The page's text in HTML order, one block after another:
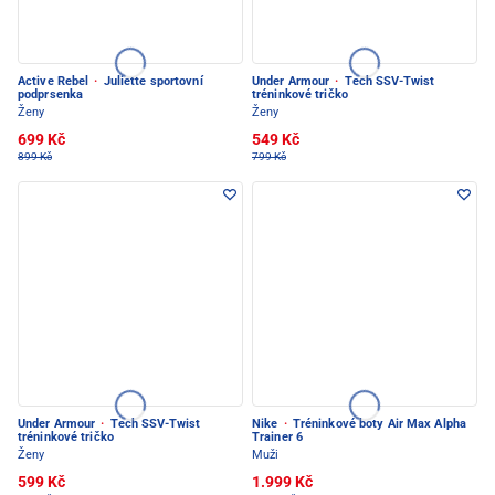
Active Rebel · Juliette sportovní
podprsenka
Ženy
699 Kč
899 Kč
Under Armour · Tech SSV-Twist
tréninkové tričko
Ženy
549 Kč
799 Kč
Under Armour · Tech SSV-Twist
tréninkové tričko
Ženy
599 Kč
Nike · Tréninkové boty Air Max Alpha
Trainer 6
Muži
1.999 Kč